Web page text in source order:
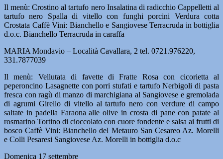
Il menù: Crostino al tartufo nero Insalatina di radicchio Cappelletti al
tartufo nero Spalla di vitello con funghi porcini Verdura cotta
Crostata Caffè Vini: Bianchello e Sangiovese Terracruda in bottiglia
d.o.c. Bianchello Terracruda in caraffa
MARIA Mondavio – Località Cavallara, 2 tel. 0721.976220,
331.7877039
Il menù: Vellutata di favette di Fratte Rosa con cicorietta al
peperoncino Lasagnette con porri stufati e tartufo Nerbigoli di pasta
fresca con ragù di manzo di marchigiana al Sangiovese e gremolada
di agrumi Girello di vitello al tartufo nero con verdure di campo
saltate in padella Faraona alle olive in crosta di pane con patate al
rosmarino Tortino di cioccolato con cuore fondente e salsa ai frutti di
bosco Caffè Vini: Bianchello del Metauro San Cesareo Az. Morelli
e Colli Pesaresi Sangiovese Az. Morelli in bottiglia d.o.c
Domenica 17 settembre